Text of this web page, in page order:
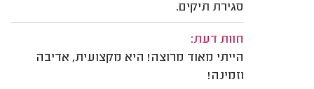
סגירת תיקים.
חוות דעת:
הייתי מאוד מרוצה! היא מקצועית, אדיבה
וזמינה!